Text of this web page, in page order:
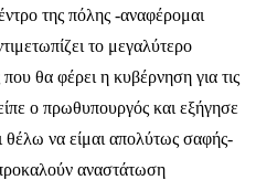
της πόλης -αναφέρομαι
το μεγαλύτερο
θα φέρει η κυβέρνηση για τις
ο πρωθυπουργός και εξήγησε
θέλω να είμαι απολύτως σαφής-
αναστάτωση